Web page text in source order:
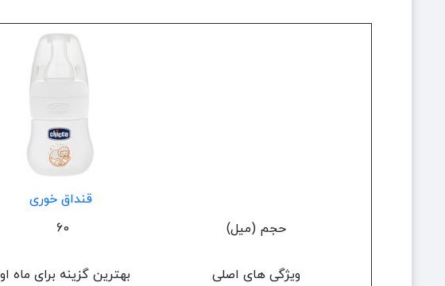
قنداق خوری
حجم (میل)
60
ویژگی های اصلی بهترین گزینه برای ماه